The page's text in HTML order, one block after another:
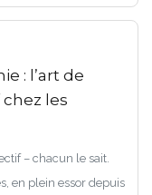
: l’art de
les
– chacun le sait.
en plein essor depuis